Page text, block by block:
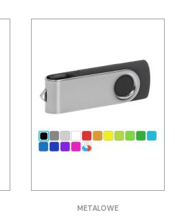
METALOWE